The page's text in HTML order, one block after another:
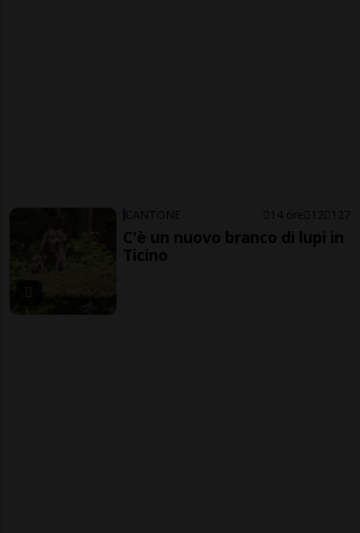
CANTONE 14 ore 12 127
C'è un nuovo branco di lupi in
Ticino